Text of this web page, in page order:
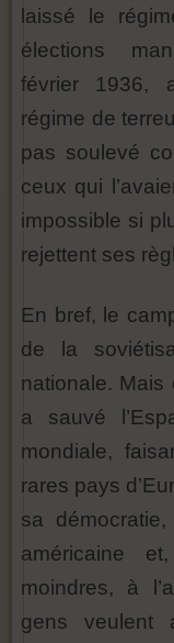
laissé le
élections
février 1936,
régime de
pas soulevé
ceux qui
impossible si
rejettent ses
En bref, le
de la
nationale. Mais
a sauvé
mondiale,
rares pays
sa
américaine
moindres, à
gens veulent